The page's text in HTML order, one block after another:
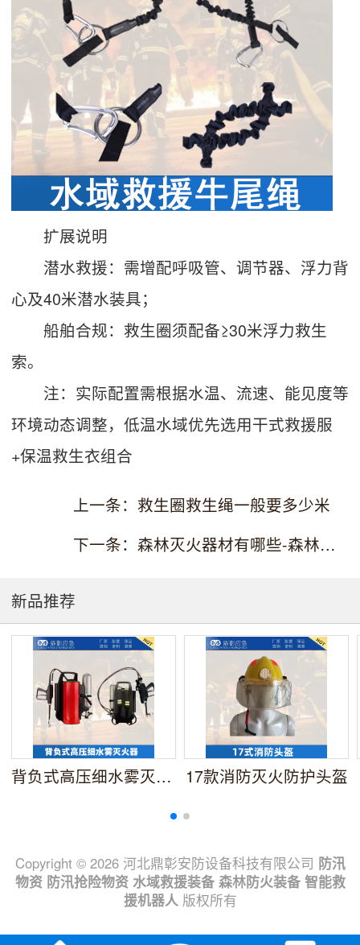
扩展说明
潜水救援：需增配呼吸管、调节器、浮力背
心及40米潜水装具；
船舶合规：救生圈须配备≥30米浮力救生
索。
注：实际配置需根据水温、流速、能见度等
环境动态调整，低温水域优先选用干式救援服
+保温救生衣组合
上一条：救生圈救生绳一般要多少米
下一条：森林灭火器材有哪些-森林消防装备
新品推荐
背负式高压细水雾灭火器 17款消防灭火防护头盔
Copyright © 2026 河北鼎彰安防设备科技有限公司 防汛
物资 防汛抢险物资 水域救援装备 森林防火装备 智能救
援机器人版权所有